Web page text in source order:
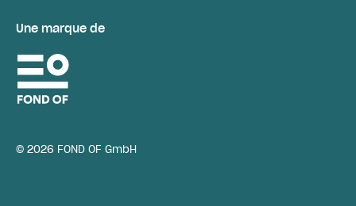
Une marque de
© 2026 FOND OF GmbH